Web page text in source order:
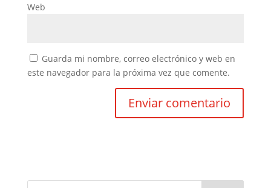
Web
Guarda mi nombre, correo electrónico y web en
este navegador para la próxima vez que comente.